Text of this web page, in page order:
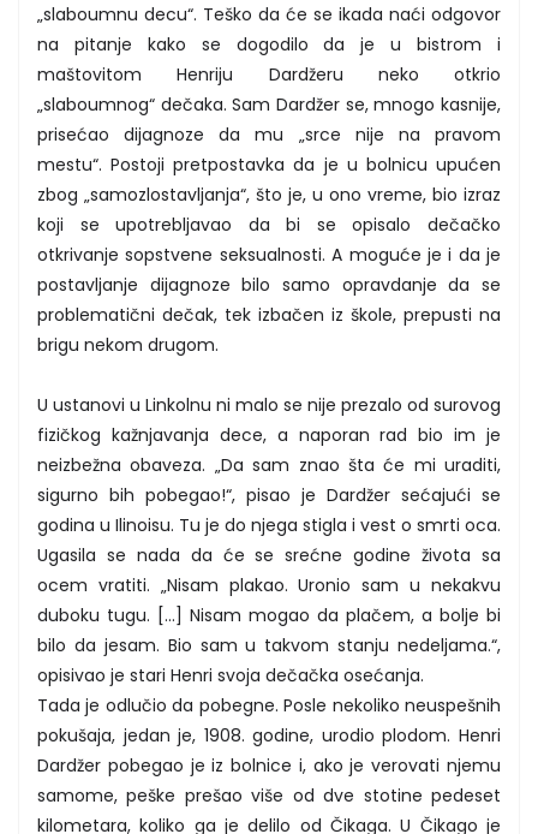
„slaboumnu decu“. Teško da će se ikada naći odgovor
na pitanje kako se dogodilo da je u bistrom i
maštovitom Henriju Dardžeru neko otkrio
„slaboumnog“ dečaka. Sam Dardžer se, mnogo kasnije,
prisećao dijagnoze da mu „srce nije na pravom
mestu“. Postoji pretpostavka da je u bolnicu upućen
zbog „samozlostavljanja“, što je, u ono vreme, bio izraz
koji se upotrebljavao da bi se opisalo dečačko
otkrivanje sopstvene seksualnosti. A moguće je i da je
postavljanje dijagnoze bilo samo opravdanje da se
problematični dečak, tek izbačen iz škole, prepusti na
brigu nekom drugom.
U ustanovi u Linkolnu ni malo se nije prezalo od surovog
fizičkog kažnjavanja dece, a naporan rad bio im je
neizbežna obaveza. „Da sam znao šta će mi uraditi,
sigurno bih pobegao!“, pisao je Dardžer sećajući se
godina u Ilinoisu. Tu je do njega stigla i vest o smrti oca.
Ugasila se nada da će se srećne godine života sa
ocem vratiti. „Nisam plakao. Uronio sam u nekakvu
duboku tugu. […] Nisam mogao da plačem, a bolje bi
bilo da jesam. Bio sam u takvom stanju nedeljama.“,
opisivao je stari Henri svoja dečačka osećanja.
Tada je odlučio da pobegne. Posle nekoliko neuspešnih
pokušaja, jedan je, 1908. godine, urodio plodom. Henri
Dardžer pobegao je iz bolnice i, ako je verovati njemu
samome, peške prešao više od dve stotine pedeset
kilometara, koliko ga je delilo od Čikaga. U Čikago je